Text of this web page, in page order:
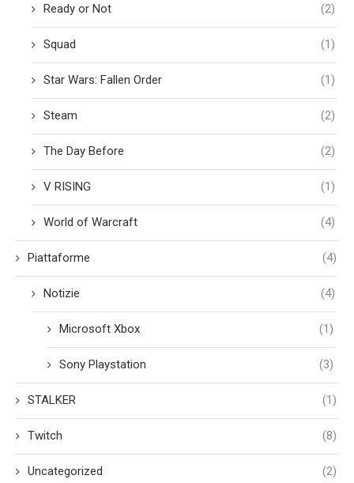
Ready or Not (2)
Squad (1)
Star Wars: Fallen Order (1)
Steam (2)
The Day Before (2)
V RISING (1)
World of Warcraft (4)
Piattaforme (4)
Notizie (4)
Microsoft Xbox (1)
Sony Playstation (3)
STALKER (1)
Twitch (8)
Uncategorized (2)